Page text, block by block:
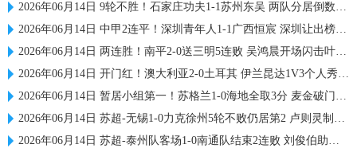
2026年06月14日 9轮不胜！石家庄功夫1-1苏州东吴 两队分居倒数第三与倒数第二
2026年06月14日 中甲2连平！深圳青年人1-1广西恒宸 深圳让出榜首净胜球劣势暂第2
2026年06月14日 两连胜！南平2-0送三明5连败 吴鸿晨开场闪击叶兴楠破门
2026年06月14日 开门红！澳大利亚2-0土耳其 伊兰昆达1V3个人秀 土耳其狂轰30脚
2026年06月14日 暂居小组第一！苏格兰1-0海地全取3分 麦金破门麦克托米奈中柱
2026年06月14日 苏超-无锡1-0力克徐州5轮不败仍居第2 卢则灵制胜徐州近4轮仅1胜
2026年06月14日 苏超-泰州队客场1-0南通队结束2连败 刘俊伯助攻吴硕涛打进制胜球